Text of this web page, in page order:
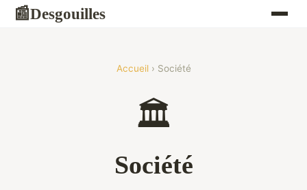
📰Desgouilles
Accueil› Société
🏛️
Société